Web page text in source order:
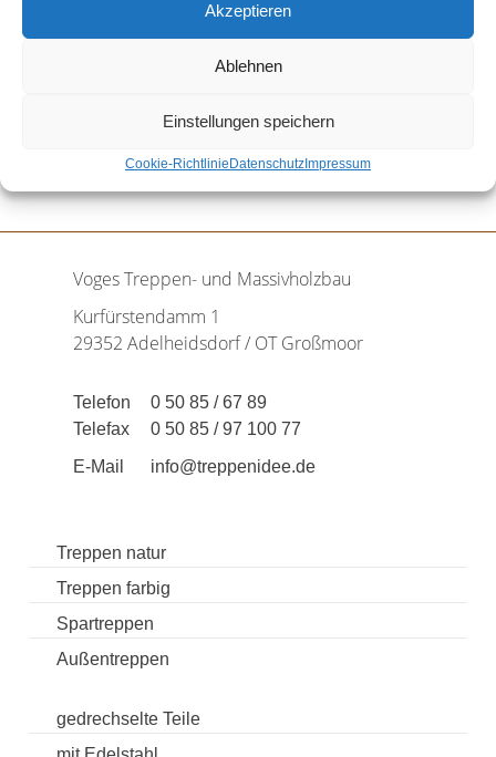
Akzeptieren
Ablehnen
Einstellungen speichern
Cookie-Richtlinie Datenschutz Impressum
Voges Treppen- und Massivholzbau
Kurfürstendamm 1
29352 Adelheidsdorf / OT Großmoor
Telefon
0 50 85 / 67 89
Telefax
0 50 85 / 97 100 77
E-Mail
info@treppenidee.de
Treppen natur
Treppen farbig
Spartreppen
Außentreppen
gedrechselte Teile